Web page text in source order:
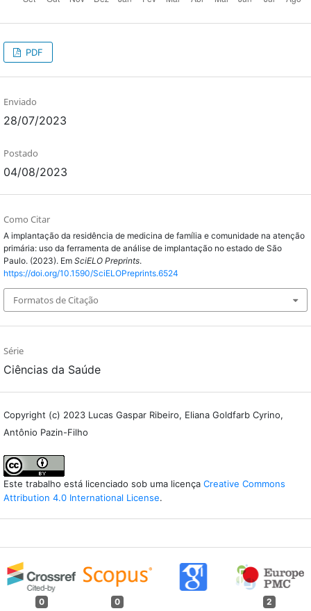
PDF
Enviado
28/07/2023
Postado
04/08/2023
Como Citar
A implantação da residência de medicina de família e comunidade na atenção
primária: uso da ferramenta de análise de implantação no estado de São
Paulo. (2023). Em SciELO Preprints.
https://doi.org/10.1590/SciELOPreprints.6524
Formatos de Citação
Série
Ciências da Saúde
Copyright (c) 2023 Lucas Gaspar Ribeiro, Eliana Goldfarb Cyrino,
Antônio Pazin-Filho
Este trabalho está licenciado sob uma licença Creative Commons
Attribution 4.0 International License.
0 0 2